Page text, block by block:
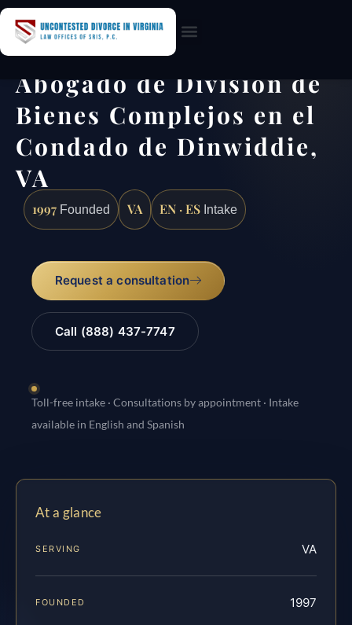
Abogado de División de
Bienes Complejos en el
Condado de Dinwiddie,
VA
1997 Founded VA EN · ES Intake
Request a consultation
Call (888) 437-7747
Toll-free intake · Consultations by appointment · Intake
available in English and Spanish
At a glance
SERVING VA
FOUNDED 1997